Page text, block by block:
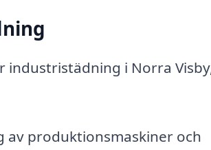
i Norra
av produktionsmaskiner och